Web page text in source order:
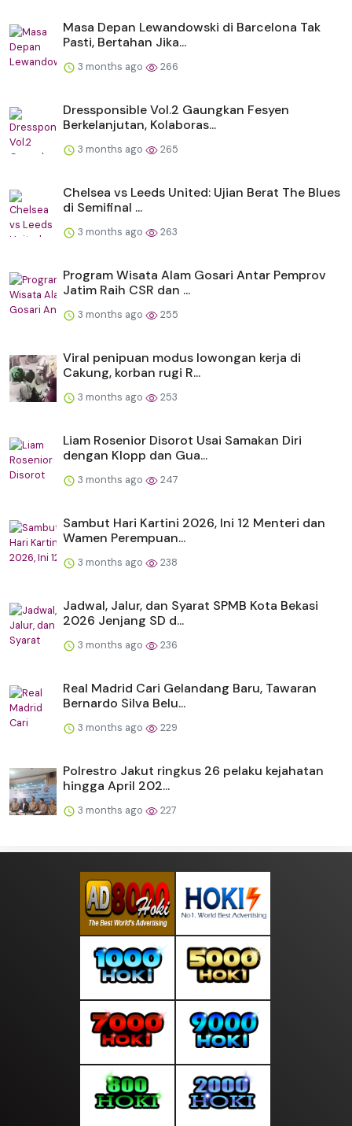
Masa Depan Lewandowski di Barcelona Tak
Pasti, Bertahan Jika...
3 months ago 266
Dressponsible Vol.2 Gaungkan Fesyen
Berkelanjutan, Kolaboras...
3 months ago 265
Chelsea vs Leeds United: Ujian Berat The Blues
di Semifinal ...
3 months ago 263
Program Wisata Alam Gosari Antar Pemprov
Jatim Raih CSR dan ...
3 months ago 255
Viral penipuan modus lowongan kerja di
Cakung, korban rugi R...
3 months ago 253
Liam Rosenior Disorot Usai Samakan Diri
dengan Klopp dan Gua...
3 months ago 247
Sambut Hari Kartini 2026, Ini 12 Menteri dan
Wamen Perempuan...
3 months ago 238
Jadwal, Jalur, dan Syarat SPMB Kota Bekasi
2026 Jenjang SD d...
3 months ago 236
Real Madrid Cari Gelandang Baru, Tawaran
Bernardo Silva Belu...
3 months ago 229
Polrestro Jakut ringkus 26 pelaku kejahatan
hingga April 202...
3 months ago 227